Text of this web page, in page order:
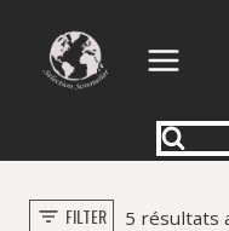
contenu
FILTER 5 résultats